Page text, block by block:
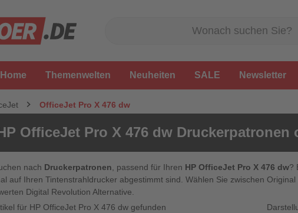
Home Themenwelten Neuheiten SALE Newsletter
OfficeJet Pro X 476 dw
OfficeJet Pro X 476 dw
nach Druckerpatronen , passend für Ihren HP OfficeJet Pro X 476 dw?
auf Ihren Tintenstrahldrucker abgestimmt sind. Wählen Sie zwischen
Digital Revolution Alternative.
für HP OfficeJet Pro X 476 dw gefunden